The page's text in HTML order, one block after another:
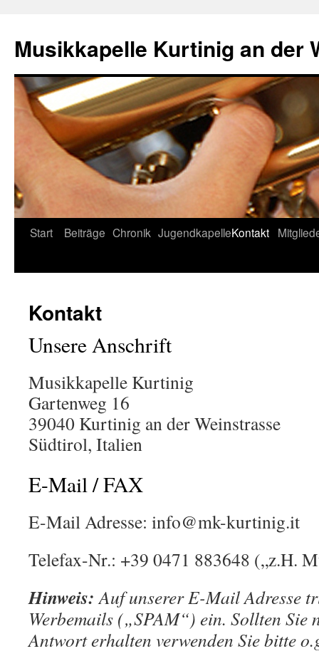
Musikkapelle Kurtinig an der
Start Beiträge Chronik JugendkapelleKontakt
Kontakt
Unsere Anschrift
Musikkapelle Kurtinig
Gartenweg 16
39040 Kurtinig an der Weinstrasse
Südtirol, Italien
E-Mail / FAX
E-Mail Adresse: info@mk-kurtinig.it
Telefax-Nr.: +39 0471 883648 („z.H.
Hinweis:Auf unserer E-Mail Adresse
Werbemails („SPAM“) ein. Sollten Sie
Antwort erhalten verwenden Sie bitte